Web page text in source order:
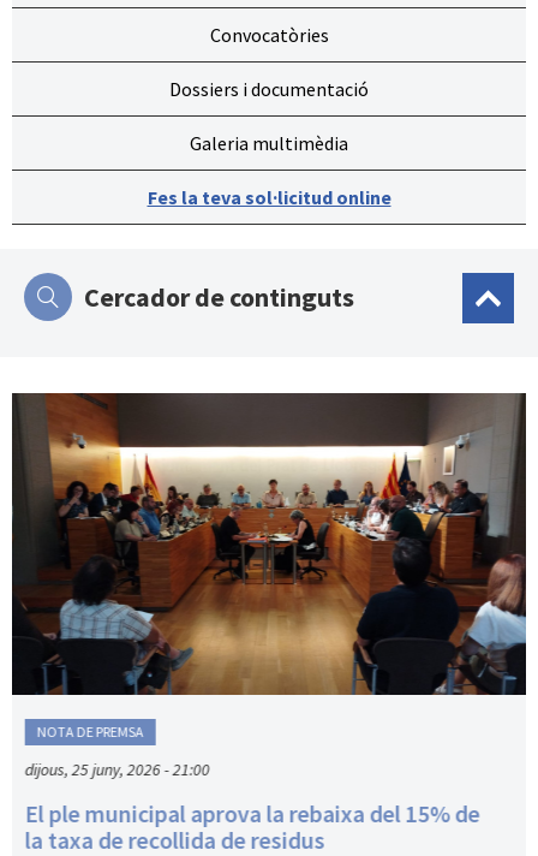
Convocatòries
Dossiers i documentació
Galeria multimèdia
Fes la teva sol·licitud online
Cercador de continguts
NOTA DE PREMSA
dijous, 25 juny, 2026 - 21:00
El ple municipal aprova la rebaixa del 15% de
la taxa de recollida de residus